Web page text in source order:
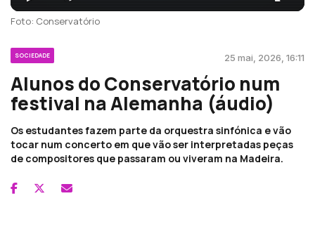
Foto: Conservatório
SOCIEDADE 25 mai, 2026, 16:11
Alunos do Conservatório num
festival na Alemanha (áudio)
Os estudantes fazem parte da orquestra sinfónica e vão
tocar num concerto em que vão ser interpretadas peças
de compositores que passaram ou viveram na Madeira.